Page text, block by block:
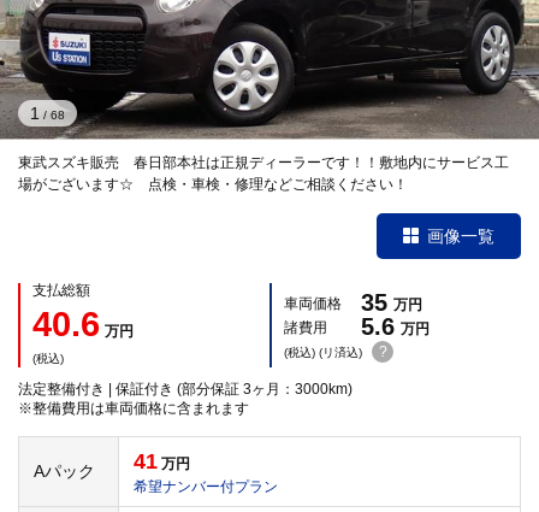
東武スズキ販売 春日部本社は正規ディーラーです！！敷地内にサービス工
場がございます☆ 点検・車検・修理などご相談ください！
1 / 68
画像一覧
支払総額
40.6 万円
(税込)
車両価格 35 万円
諸費用
5.6 万円
(税込) (リ済込) ?
法定整備付き | 保証付き (部分保証 3ヶ月：3000km)
※整備費用は車両価格に含まれます
Aパック 41 万円
希望ナンバー付プラン